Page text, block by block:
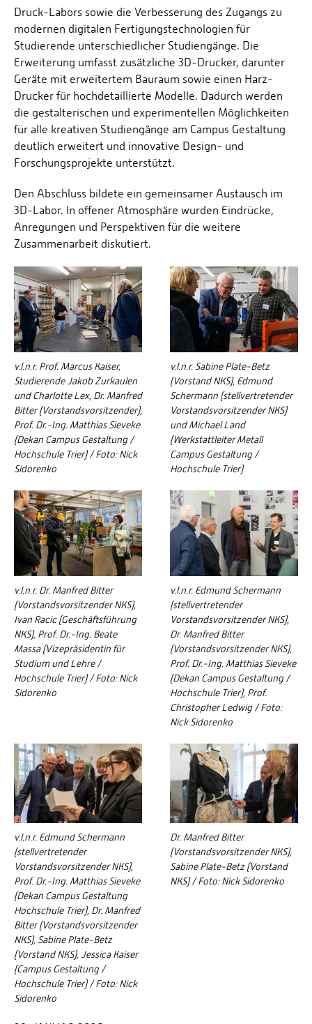
Druck-Labors sowie die Verbesserung des Zugangs zu
modernen digitalen Fertigungstechnologien für
Studierende unterschiedlicher Studiengänge. Die
Erweiterung umfasst zusätzliche 3D-Drucker, darunter
Geräte mit erweitertem Bauraum sowie einen Harz-
Drucker für hochdetaillierte Modelle. Dadurch werden
die gestalterischen und experimentellen Möglichkeiten
für alle kreativen Studiengänge am Campus Gestaltung
deutlich erweitert und innovative Design- und
Forschungsprojekte unterstützt.
Den Abschluss bildete ein gemeinsamer Austausch im
3D-Labor. In offener Atmosphäre wurden Eindrücke,
Anregungen und Perspektiven für die weitere
Zusammenarbeit diskutiert.
v.l.n.r. Prof. Marcus Kaiser,
Studierende Jakob Zurkaulen
und Charlotte Lex, Dr. Manfred
Bitter (Vorstandsvorsitzender),
Prof. Dr.-Ing. Matthias Sieveke
(Dekan Campus Gestaltung /
Hochschule Trier) / Foto: Nick
Sidorenko
v.l.n.r. Sabine Plate-Betz
(Vorstand NKS), Edmund
Schermann (stellvertretender
Vorstandsvorsitzender NKS)
und Michael Land
(Werkstattleiter Metall
Campus Gestaltung /
Hochschule Trier)
v.l.n.r. Dr. Manfred Bitter
(Vorstandsvorsitzender NKS),
Ivan Racic (Geschäftsführung
NKS), Prof. Dr.-Ing. Beate
Massa (Vizepräsidentin für
Studium und Lehre /
Hochschule Trier) / Foto: Nick
Sidorenko
v.l.n.r. Edmund Schermann
(stellvertretender
Vorstandsvorsitzender NKS),
Dr. Manfred Bitter
(Vorstandsvorsitzender NKS),
Prof. Dr.-Ing. Matthias Sieveke
(Dekan Campus Gestaltung /
Hochschule Trier), Prof.
Christopher Ledwig / Foto:
Nick Sidorenko
v.l.n.r. Edmund Schermann
(stellvertretender
Vorstandsvorsitzender NKS),
Prof. Dr.-Ing. Matthias Sieveke
(Dekan Campus Gestaltung
Hochschule Trier), Dr. Manfred
Bitter (Vorstandsvorsitzender
NKS), Sabine Plate-Betz
(Vorstand NKS), Jessica Kaiser
(Campus Gestaltung /
Hochschule Trier) / Foto: Nick
Sidorenko
Dr. Manfred Bitter
(Vorstandsvorsitzender NKS),
Sabine Plate-Betz (Vorstand
NKS) / Foto: Nick Sidorenko